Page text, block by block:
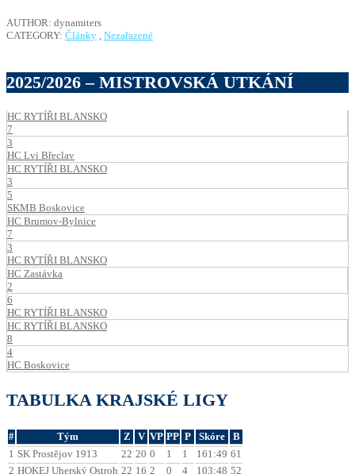
AUTHOR: dynamiters
CATEGORY: Články Nezařazené
2025/2026 – MISTROVSKÁ UTKÁNÍ
HC RYTÍŘI BLANSKO
7
3
HC Lvi Břeclav
HC RYTÍŘI BLANSKO
3
5
SKMB Boskovice
HC Brumov-Bylnice
7
3
HC RYTÍŘI BLANSKO
HC Zastávka
2
6
HC RYTÍŘI BLANSKO
HC RYTÍŘI BLANSKO
8
4
HC Boskovice
TABULKA KRAJSKÉ LIGY
# Tým Z V VP PP P Skóre
B
1 SK Prostějov 1913 22 20 0 1 1 161:49 61
2 HOKEJ Uherský Ostroh 22 16 2 0 4 103:48 52